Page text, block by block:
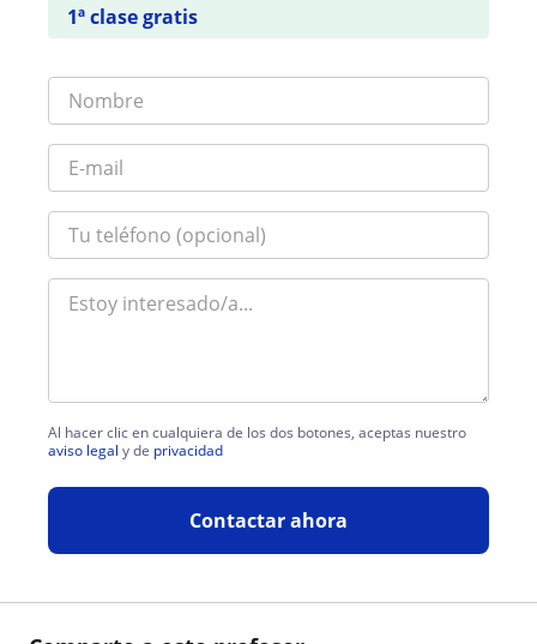
1ª clase gratis
Al hacer clic en cualquiera de los dos botones, aceptas nuestro
aviso legal y de privacidad
Contactar ahora